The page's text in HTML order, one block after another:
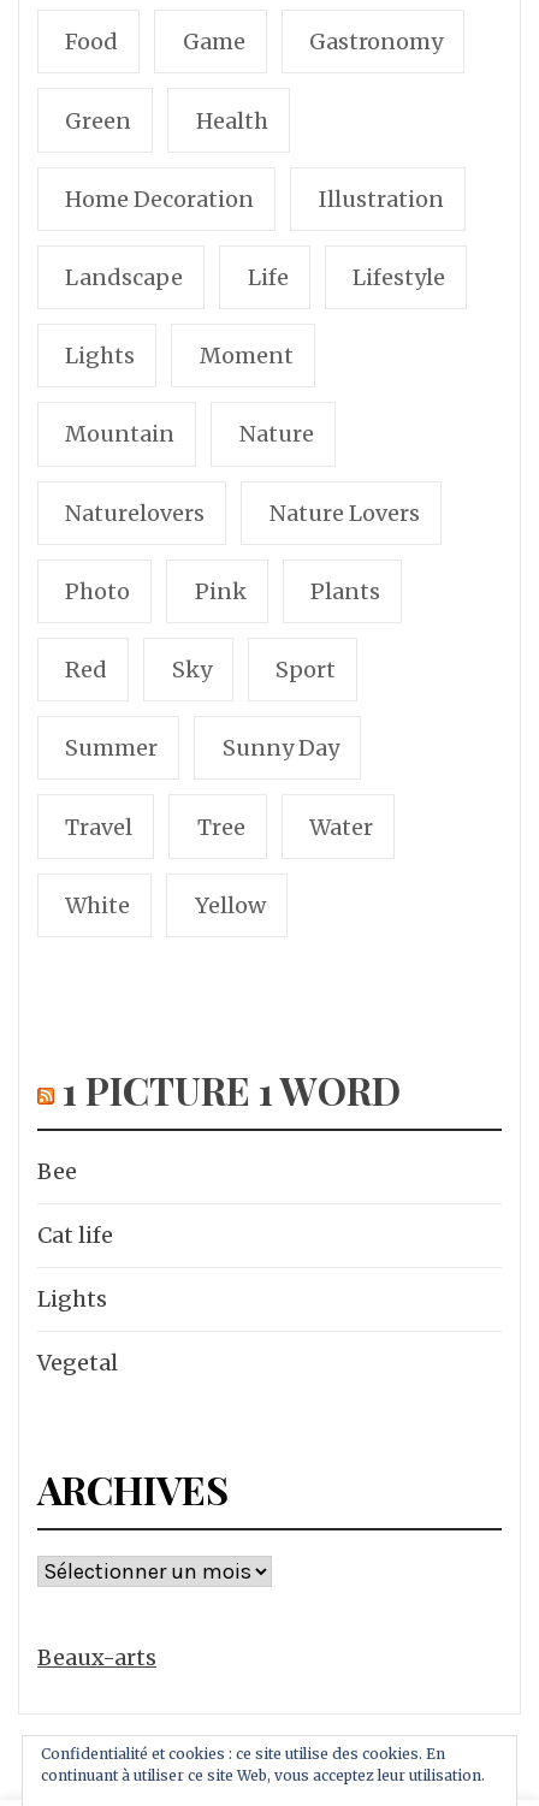
Food Game Gastronomy
Green Health
Home Decoration Illustration
Landscape Life Lifestyle
Lights Moment
Mountain Nature
Naturelovers Nature Lovers
Photo Pink Plants
Red Sky Sport
Summer Sunny Day
Travel Tree Water
White Yellow
1 PICTURE 1 WORD
Bee
Cat life
Lights
Vegetal
ARCHIVES
Archives
Beaux-arts
Confidentialité et cookies : ce site utilise des cookies. En
continuant à utiliser ce site Web, vous acceptez leur utilisation.